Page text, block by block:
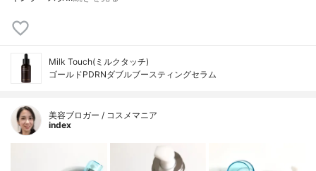
Milk Touch(ミルクタッチ)
ゴールドPDRNダブルブースティングセラム
美容ブロガー / コスメマニア
index